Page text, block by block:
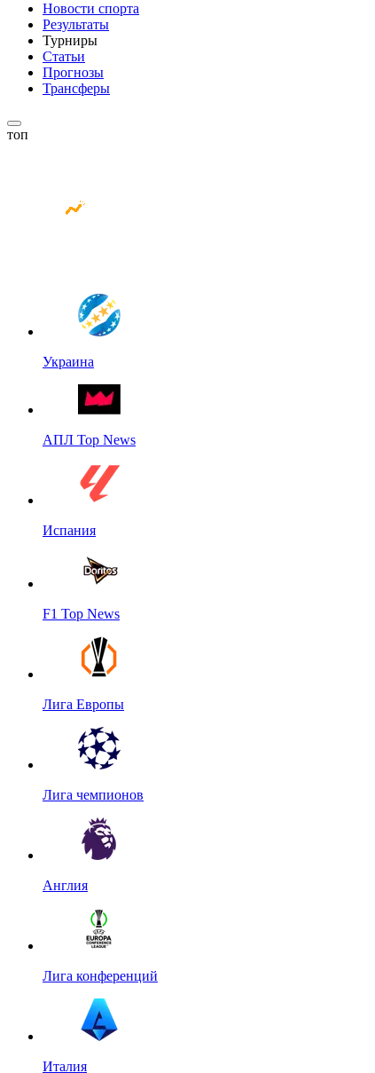
Новости спорта
Результаты
Турниры
Статьи
Прогнозы
Трансферы
топ
Украина
АПЛ Top News
Испания
F1 Top News
Лига Европы
Лига чемпионов
Англия
Лига конференций
Италия